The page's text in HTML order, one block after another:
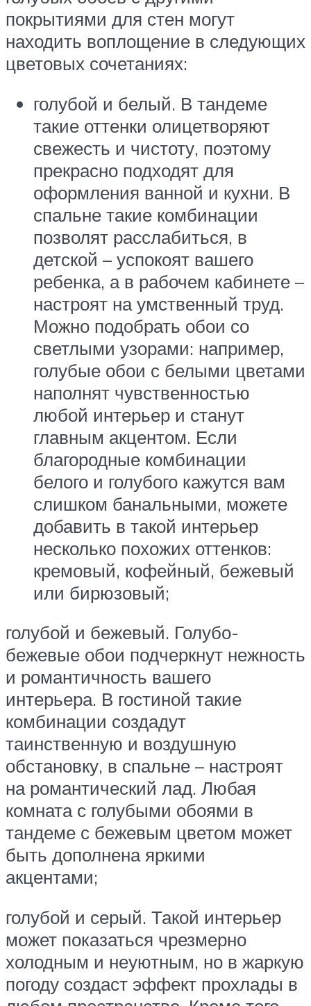
покрытиями для стен могут
находить воплощение в следующих
цветовых сочетаниях:
голубой и белый. В тандеме
такие оттенки олицетворяют
свежесть и чистоту, поэтому
прекрасно подходят для
оформления ванной и кухни. В
спальне такие комбинации
позволят расслабиться, в
детской – успокоят вашего
ребенка, а в рабочем кабинете –
настроят на умственный труд.
Можно подобрать обои со
светлыми узорами: например,
голубые обои с белыми цветами
наполнят чувственностью
любой интерьер и станут
главным акцентом. Если
благородные комбинации
белого и голубого кажутся вам
слишком банальными, можете
добавить в такой интерьер
несколько похожих оттенков:
кремовый, кофейный, бежевый
или бирюзовый;
голубой и бежевый. Голубо-
бежевые обои подчеркнут нежность
и романтичность вашего
интерьера. В гостиной такие
комбинации создадут
таинственную и воздушную
обстановку, в спальне – настроят
на романтический лад. Любая
комната с голубыми обоями в
тандеме с бежевым цветом может
быть дополнена яркими
акцентами;
голубой и серый. Такой интерьер
может показаться чрезмерно
холодным и неуютным, но в жаркую
погоду создаст эффект прохлады в